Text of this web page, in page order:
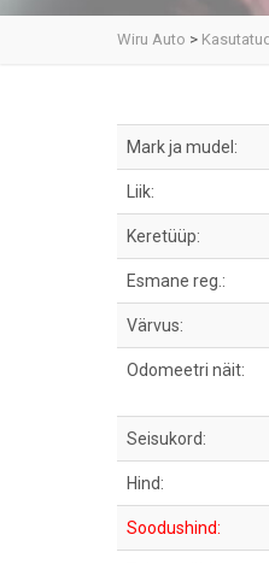
Wiru Auto >
Mark ja mudel:
Liik:
Keretüüp:
Esmane reg.:
Värvus:
Odomeetri näit:
Seisukord:
Hind:
Soodushind: